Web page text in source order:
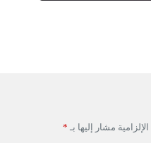
مشار إليها بـ *